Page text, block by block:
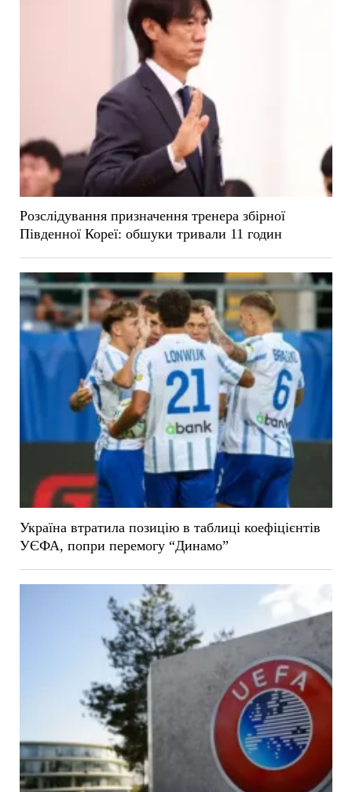
Розслідування призначення тренера збірної
Південної Кореї: обшуки тривали 11 годин
Україна втратила позицію в таблиці коефіцієнтів
УЄФА, попри перемогу “Динамо”